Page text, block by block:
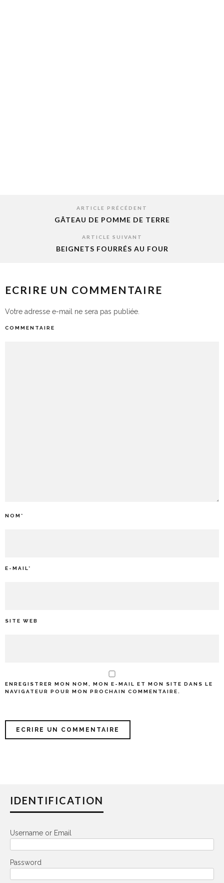
ARTICLE PRÉCÉDENT
GÂTEAU DE POMME DE TERRE
ARTICLE SUIVANT
BEIGNETS FOURRÉS AU FOUR
ECRIRE UN COMMENTAIRE
Votre adresse e-mail ne sera pas publiée.
COMMENTAIRE
NOM *
E-MAIL*
SITE WEB
ENREGISTRER MON NOM, MON E-MAIL ET MON SITE DANS LE
NAVIGATEUR POUR MON PROCHAIN COMMENTAIRE.
IDENTIFICATION
Username or Email
Password